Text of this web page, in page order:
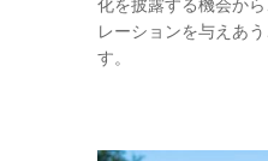
化を披露する機会か
レーションを与えあ
す。